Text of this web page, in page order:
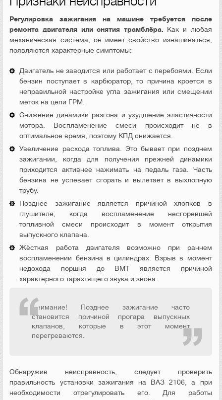
Регулировка зажигания на машине требуется после
ремонта двигателя или снятия трамблёра. Как и любая
механическая система, он имеет свойство изнашиваться,
появляются характерные симптомы:
Двигатель не заводится или работает с перебоями. Если
бензин поступает в карбюратор, то причина кроется в
неправильной настройке угла зажигания или смещении
меток на цепи ГРМ.
Снижение динамики разгона и ухудшение эластичности
мотора. Воспламенение смеси происходит не в
оптимальное время, поэтому КПД снижается.
Увеличение расхода топлива. Это бывает при позднем
зажигании, когда для получения прежней динамики
приходится активнее нажимать на педаль газа. Часть
бензина не успевает сгорать и вылетает в выхлопную
трубу.
Позднее зажигание является причиной хлопков в
глушителе, когда воспламенение несгоревшей
топливной смеси происходит в момент открытия
выпускного клапана.
Жёсткая работа двигателя возможно при раннем
воспламенении бензина в цилиндрах. Взрыв в момент
недохода поршня до ВМТ является причиной
характерного тарахтящего звука и звона.
Внимание! Позднее зажигание часто
становится причиной прогара выпускных
клапанов, которые в этот момент
перегреваются.
Обнаружив неисправность, следует проверить
правильность установки зажигания на ВАЗ 2106, а при
необходимости отрегулировать его. Для работы